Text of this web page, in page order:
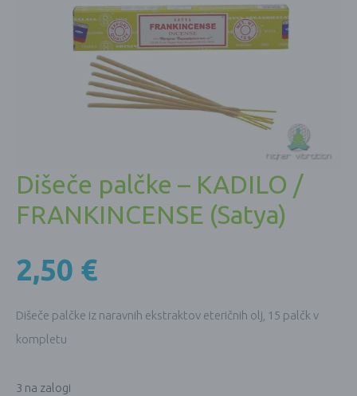
Dišeče palčke – KADILO /
FRANKINCENSE (Satya)
2,50 €
Dišeče palčke iz naravnih ekstraktov eteričnih olj, 15 palčk v
kompletu
3 na zalogi